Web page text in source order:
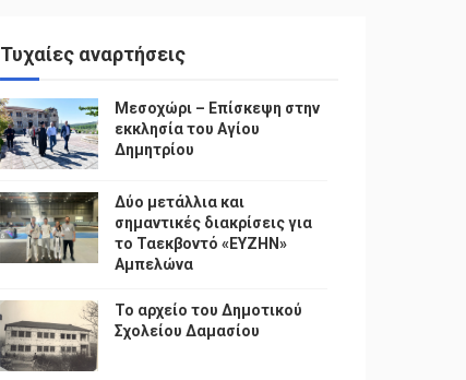
Τυχαίες αναρτήσεις
Μεσοχώρι – Επίσκεψη στην
εκκλησία του Αγίου
Δημητρίου
Δύο μετάλλια και
σημαντικές διακρίσεις για
το Ταεκβοντό «ΕΥΖΗΝ»
Αμπελώνα
Το αρχείο του Δημοτικού
Σχολείου Δαμασίου